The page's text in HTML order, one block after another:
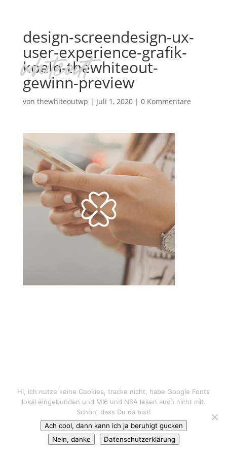
design-screendesign-ux-
user-experience-grafik-
koeln-thewhiteout-
gewinn-preview
von thewhiteoutwp | Juli 1, 2020| 0 Kommentare
Hi, ich nutze keine Cookies, tracke nicht, habe Google Fonts
lokal eingebunden und MI6 und NSA lesen auch nicht mit.
Schön, dass Du da bist!
Ach cool, dann kann ich ja beruhigt gucken
Nein, danke
Datenschutzerklärung